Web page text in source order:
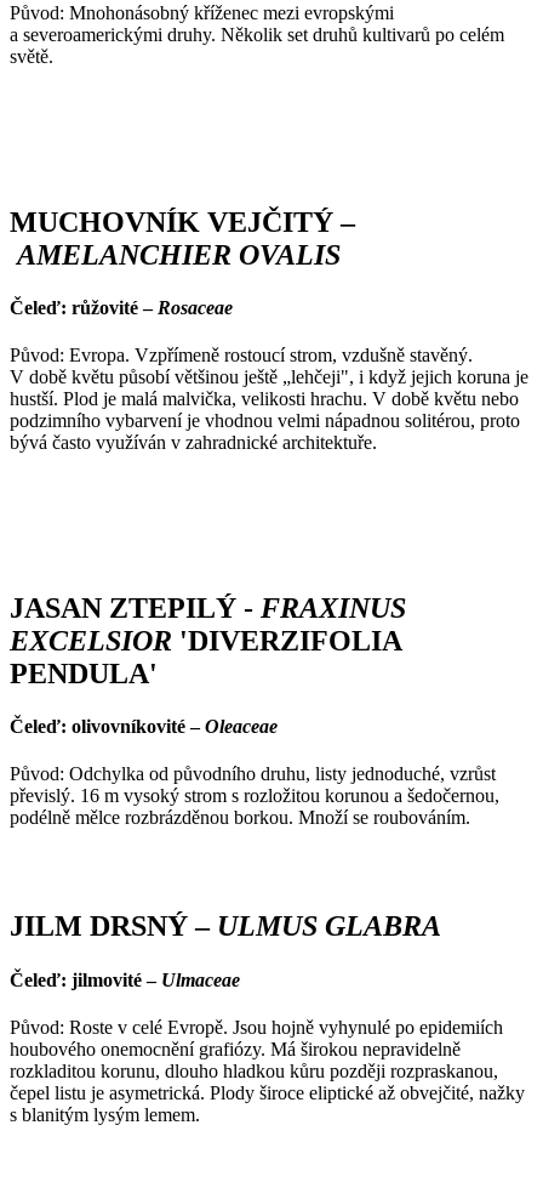
Původ: Mnohonásobný kříženec mezi evropskými
a severoamerickými druhy. Několik set druhů kultivarů po celém
světě.
MUCHOVNÍK VEJČITÝ –
AMELANCHIER OVALIS
Čeleď: růžovité – Rosaceae
Původ: Evropa. Vzpřímeně rostoucí strom, vzdušně stavěný.
V době květu působí většinou ještě „lehčeji", i když jejich koruna je
hustší. Plod je malá malvička, velikosti hrachu. V době květu nebo
podzimního vybarvení je vhodnou velmi nápadnou solitérou, proto
bývá často využíván v zahradnické architektuře.
JASAN ZTEPILÝ - FRAXINUS
EXCELSIOR 'DIVERZIFOLIA
PENDULA'
Čeleď: olivovníkovité –Oleaceae
Původ: Odchylka od původního druhu, listy jednoduché, vzrůst
převislý. 16 m vysoký strom s rozložitou korunou a šedočernou,
podélně mělce rozbrázděnou borkou. Množí se roubováním.
JILM DRSNÝ – ULMUS GLABRA
Čeleď: jilmovité – Ulmaceae
Původ: Roste v celé Evropě. Jsou hojně vyhynulé po epidemiích
houbového onemocnění grafiózy. Má širokou nepravidelně
rozkladitou korunu, dlouho hladkou kůru později rozpraskanou,
čepel listu je asymetrická. Plody široce eliptické až obvejčité, nažky
s blanitým lysým lemem.